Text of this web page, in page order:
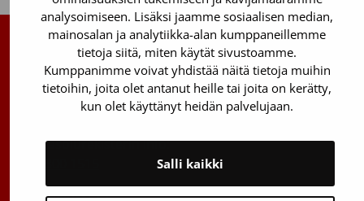
analysoimiseen. Lisäksi jaamme sosiaalisen median,
mainosalan ja analytiikka-alan kumppaneillemme
tietoja siitä, miten käytät sivustoamme.
Kumppanimme voivat yhdistää näitä tietoja muihin
tietoihin, joita olet antanut heille tai joita on kerätty,
kun olet käyttänyt heidän palvelujaan.
Salli kaikki
Suomen Punainen Risti, Veripalvelu
Maksuton verenluovuttajien info:
0800 05801(ma–pe 8–17)
Kantasolurekisterin info:
Härkälenkki 13